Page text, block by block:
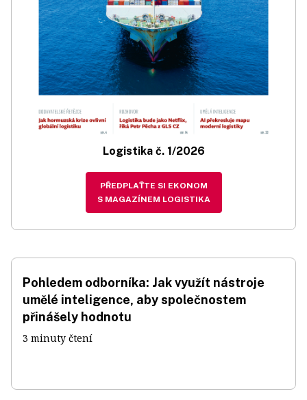
Logistika č. 1/2026
PŘEDPLAŤTE SI EKONOM
S MAGAZÍNEM LOGISTIKA
Pohledem odborníka: Jak využít nástroje
umělé inteligence, aby společnostem
přinášely hodnotu
3 minuty čtení